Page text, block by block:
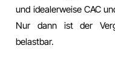
und idealerweise CAC
Nur dann ist der
belastbar.